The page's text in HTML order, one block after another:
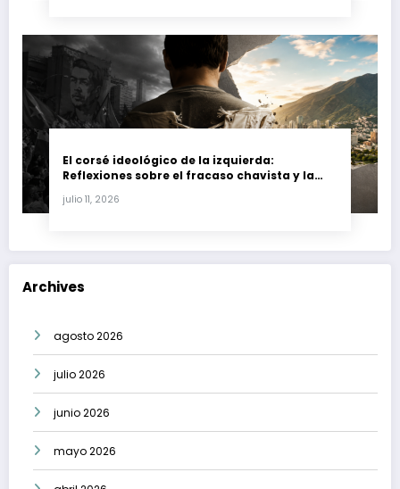
El corsé ideológico de la izquierda:
Reflexiones sobre el fracaso chavista y la
julio 11, 2026
Archives
agosto 2026
julio 2026
junio 2026
mayo 2026